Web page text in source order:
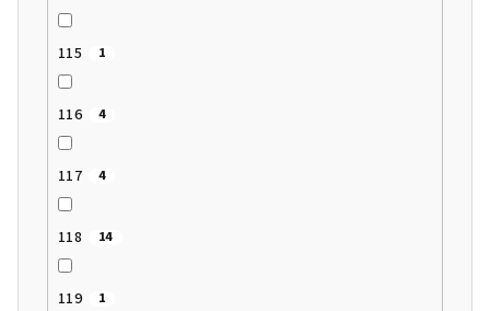
115 1
116 4
117 4
118 14
119 1